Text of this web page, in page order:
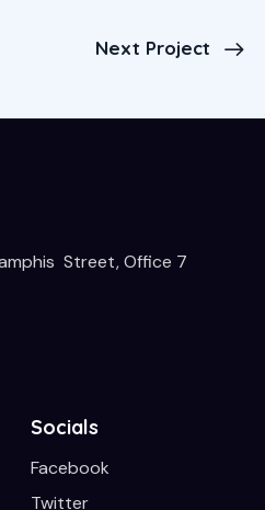
Next Project
Street, Office 7
Socials
Facebook
Twitter